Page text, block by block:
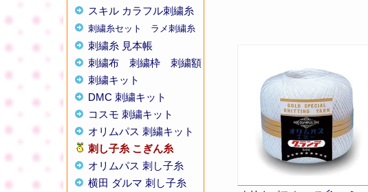
スキル カラフル刺繍糸
刺繍糸セット ラメ刺繍糸
刺繍糸 見本帳
刺繍布
刺繍枠
刺繍額
刺繍キット
DMC 刺繍キット
コスモ 刺繍キット
オリムパス 刺繍キット
刺し子糸 こぎん糸
オリムパス 刺し子糸
横田 ダルマ 刺し子糸